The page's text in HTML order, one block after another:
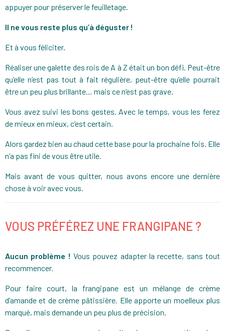
appuyer pour préserver le feuilletage.
Il ne vous reste plus qu’à déguster !
Et à vous féliciter.
Réaliser une galette des rois de A à Z était un bon défi. Peut-être
qu’elle n’est pas tout à fait régulière, peut-être qu’elle pourrait
être un peu plus brillante… mais ce n’est pas grave.
Vous avez suivi les bons gestes. Avec le temps, vous les ferez
de mieux en mieux, c’est certain.
Alors gardez bien au chaud cette base pour la prochaine fois. Elle
n’a pas fini de vous être utile.
Mais avant de vous quitter, nous avons encore une dernière
chose à voir avec vous.
VOUS PRÉFÉREZ UNE FRANGIPANE ?
Aucun problème ! Vous pouvez adapter la recette, sans tout
recommencer.
Pour faire court, la frangipane est un mélange de crème
d’amande et de crème pâtissière. Elle apporte un moelleux plus
marqué, mais demande un peu plus de précision.